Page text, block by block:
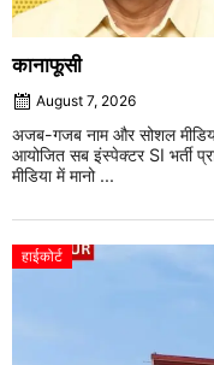
कानाफूसी
August 7, 2026
अजब-गजब नाम और सोशल
आयोजित सब इंस्पेक्टर SI भर्ती
मीडिया में मानो ...
हाईकोर्ट